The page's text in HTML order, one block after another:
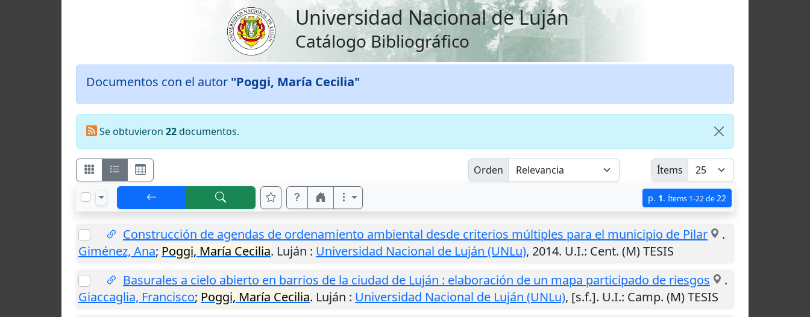
Universidad Nacional de Luján
Catálogo Bibliográfico
Documentos con el autor "Poggi, María Cecilia"
Se obtuvieron 22documentos.
Orden Ítems
p. 1. Ítems 1-22 de 22
Construcción de agendas de ordenamiento ambiental desde criterios múltiples para el municipio de Pilar
.
Giménez, Ana; Poggi, María Cecilia. Luján : Universidad Nacional de Luján (UNLu), 2014. U.I.: Cent. (M) TESIS
Basurales a cielo abierto en barrios de la ciudad de Luján : elaboración de un mapa participado de riesgos
.
Giaccaglia, Francisco; Poggi, María Cecilia. Luján : Universidad Nacional de Luján (UNLu), [s.f.]. U.I.: Camp. (M) TESIS